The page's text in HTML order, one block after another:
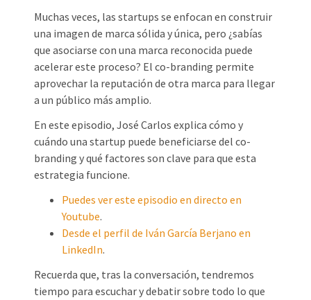
Muchas veces, las startups se enfocan en construir
una imagen de marca sólida y única, pero ¿sabías
que asociarse con una marca reconocida puede
acelerar este proceso? El co-branding permite
aprovechar la reputación de otra marca para llegar
a un público más amplio.
En este episodio, José Carlos explica cómo y
cuándo una startup puede beneficiarse del co-
branding y qué factores son clave para que esta
estrategia funcione.
Puedes ver este episodio en directo en
Youtube.
Desde el perfil de Iván García Berjano en
LinkedIn.
Recuerda que, tras la conversación, tendremos
tiempo para escuchar y debatir sobre todo lo que